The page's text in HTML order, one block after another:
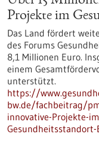
Projekte im
Das Land fördert
des Forums
8,1 Millionen Euro.
einem
unterstützt.
https://
bw.de/fachbeitrag/
innovative-Projekte-
Gesundheitsstandort-